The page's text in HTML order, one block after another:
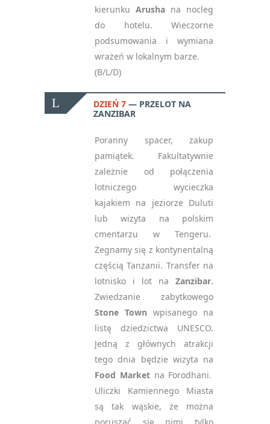
kierunku Arusha na nocleg
do hotelu. Wieczorne
podsumowania i wymiana
wrażeń w lokalnym barze.
(B/L/D)
DZIEŃ 7
PRZELOT NA
ZANZIBAR
Poranny spacer, zakup
pamiątek. Fakultatywnie
zależnie od połączenia
lotniczego wycieczka
kajakiem na jeziorze Duluti
lub wizyta na polskim
cmentarzu w Tengeru.
Żegnamy się z kontynentalną
częścią Tanzanii. Transfer na
lotnisko i lot na Zanzibar.
Zwiedzanie zabytkowego
Stone Town wpisanego na
listę dziedzictwa UNESCO.
Jedną z głównych atrakcji
tego dnia będzie wizyta na
Food Marketna Forodhani.
Uliczki Kamiennego Miasta
są tak wąskie, że można